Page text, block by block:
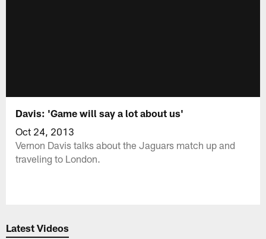
Davis: 'Game will say a lot about us'
Oct 24, 2013
Vernon Davis talks about the Jaguars match up and
traveling to London.
Latest Videos